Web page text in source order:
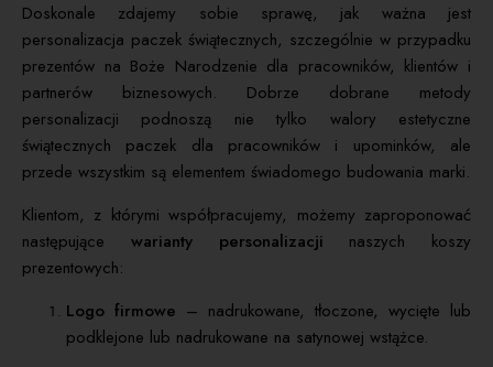
Doskonale zdajemy sobie sprawę, jak ważna jest
personalizacja paczek świątecznych, szczególnie w przypadku
prezentów na Boże Narodzenie dla pracowników, klientów i
partnerów biznesowych. Dobrze dobrane metody
personalizacji podnoszą nie tylko walory estetyczne
świątecznych paczek dla pracowników i upominków, ale
przede wszystkim są elementem świadomego budowania marki.
Klientom, z którymi współpracujemy, możemy zaproponować
następujące warianty personalizacji naszych koszy
prezentowych:
Logo firmowe – nadrukowane, tłoczone, wycięte lub
podklejone lub nadrukowane na satynowej wstążce.